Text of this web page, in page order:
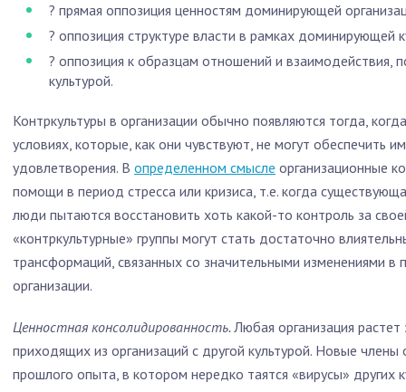
? прямая оппозиция ценностям доминирующей
? оппозиция структуре власти в рамках доминирующей
? оппозиция к образцам отношений и взаимодействия,
культурой.
Контркультуры в организации обычно появляются тогда,
условиях, которые, как они чувствуют, не могут обеспечить
удовлетворения. В определенном смысле организационные
помощи в период стресса или кризиса, т.е. когда
люди пытаются восстановить хоть какой-то контроль за
«контркультурные» группы могут стать достаточно
трансформаций, связанных со значительными изменениями в
организации.
Ценностная консолидированность.Любая организация
приходящих из организаций с другой культурой. Новые члены
прошлого опыта, в котором нередко таятся «вирусы» других